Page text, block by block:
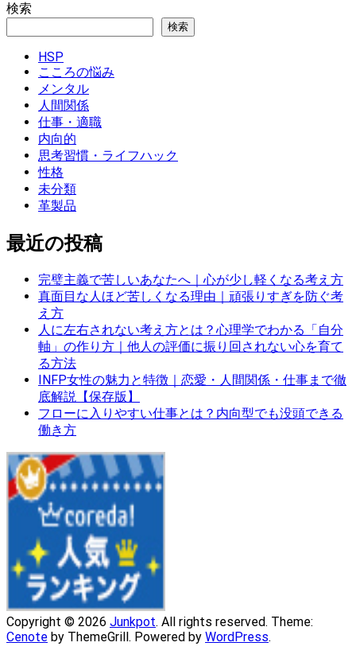
検索
検索
HSP
こころの悩み
メンタル
人間関係
仕事・適職
内向的
思考習慣・ライフハック
性格
未分類
革製品
最近の投稿
完璧主義で苦しいあなたへ｜心が少し軽くなる考え方
真面目な人ほど苦しくなる理由｜頑張りすぎを防ぐ考
え方
人に左右されない考え方とは？心理学でわかる「自分
軸」の作り方｜他人の評価に振り回されない心を育て
る方法
INFP女性の魅力と特徴｜恋愛・人間関係・仕事まで徹
底解説【保存版】
フローに入りやすい仕事とは？内向型でも没頭できる
働き方
Copyright © 2026 Junkpot. All rights reserved. Theme:
Cenote by ThemeGrill. Powered by WordPress.